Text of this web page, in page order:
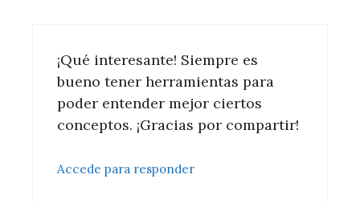
¡Qué interesante! Siempre es
bueno tener herramientas para
poder entender mejor ciertos
conceptos. ¡Gracias por compartir!
Accede para responder